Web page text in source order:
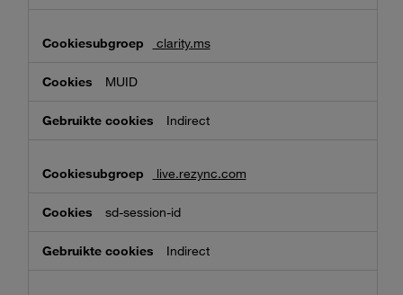
clarity.ms
MUID
Indirect
live.rezync.com
sd-session-id
Indirect